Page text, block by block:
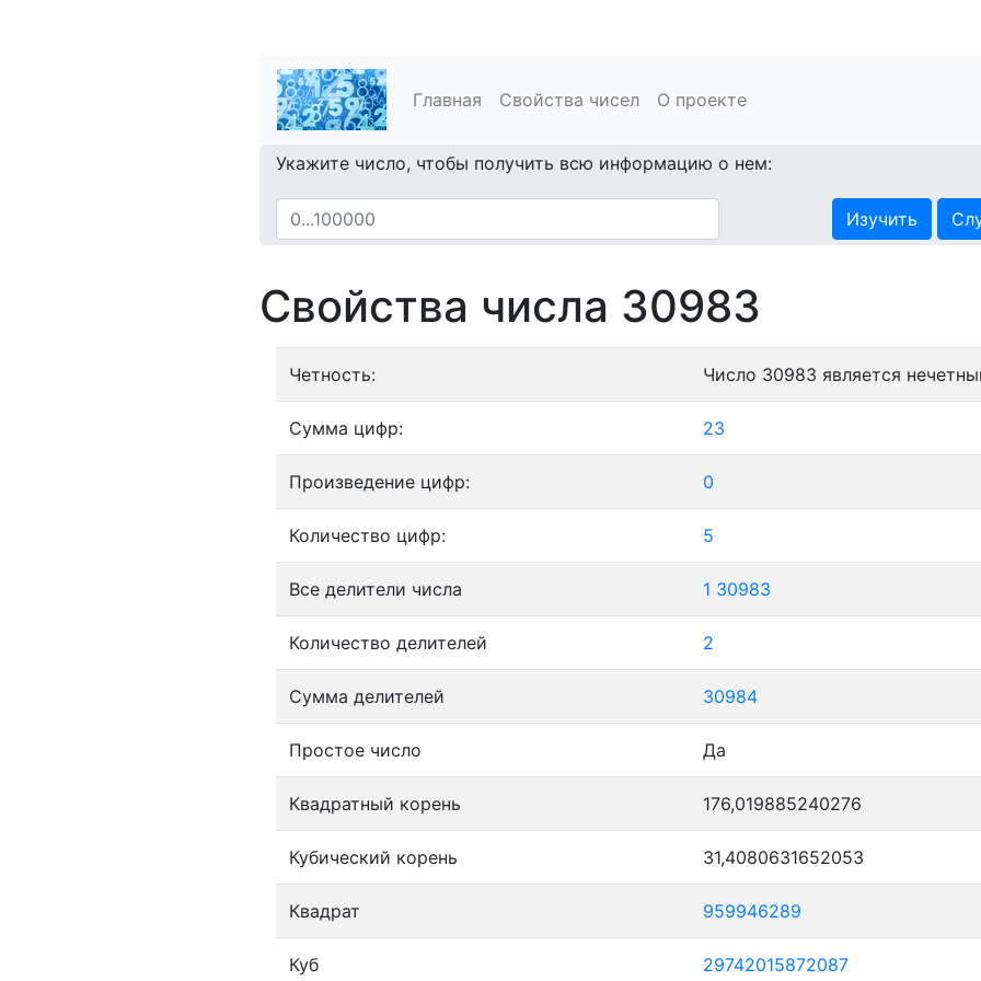
Главная Свойства чисел О проекте
Укажите число, чтобы получить всю информацию о нем:
Изучить
Свойства числа 30983
Четность: Число 30983 является
Сумма цифр: 23
Произведение цифр: 0
Количество цифр: 5
Все делители числа 1 30983
Количество делителей 2
Сумма делителей 30984
Простое число Да
Квадратный корень 176,019885240276
Кубический корень 31,4080631652053
Квадрат 959946289
Куб 29742015872087